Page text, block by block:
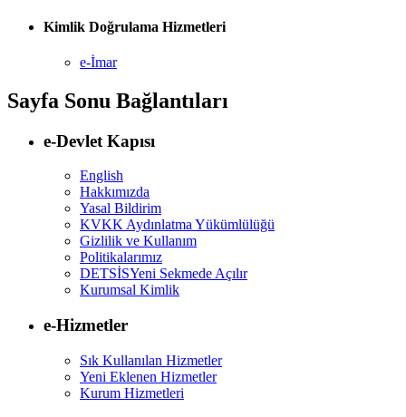
Kimlik Doğrulama Hizmetleri
e-İmar
Sayfa Sonu Bağlantıları
e-Devlet Kapısı
English
Hakkımızda
Yasal Bildirim
KVKK Aydınlatma Yükümlülüğü
Gizlilik ve Kullanım
Politikalarımız
DETSİSYeni Sekmede Açılır
Kurumsal Kimlik
e-Hizmetler
Sık Kullanılan Hizmetler
Yeni Eklenen Hizmetler
Kurum Hizmetleri